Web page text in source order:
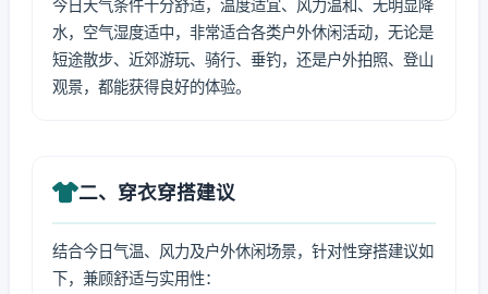
今日天气条件十分舒适，温度适宜、风力温和、无明显降
水，空气湿度适中，非常适合各类户外休闲活动，无论是
短途散步、近郊游玩、骑行、垂钓，还是户外拍照、登山
观景，都能获得良好的体验。
二、穿衣穿搭建议
结合今日气温、风力及户外休闲场景，针对性穿搭建议如
下，兼顾舒适与实用性：